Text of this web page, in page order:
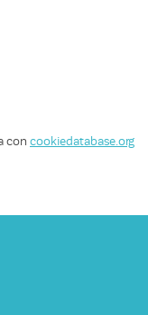
con cookiedatabase.org